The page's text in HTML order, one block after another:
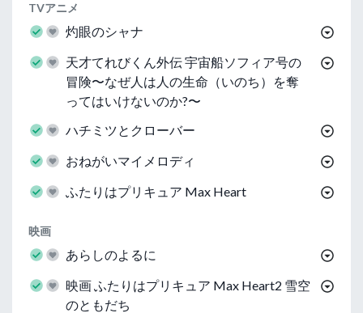
TVアニメ
灼眼のシャナ
天才てれびくん外伝 宇宙船ソフィア号の
冒険〜なぜ人は人の生命（いのち）を奪
ってはいけないのか?〜
ハチミツとクローバー
おねがいマイメロディ
ふたりはプリキュア Max Heart
映画
あらしのよるに
映画 ふたりはプリキュア Max Heart2 雪空
のともだち